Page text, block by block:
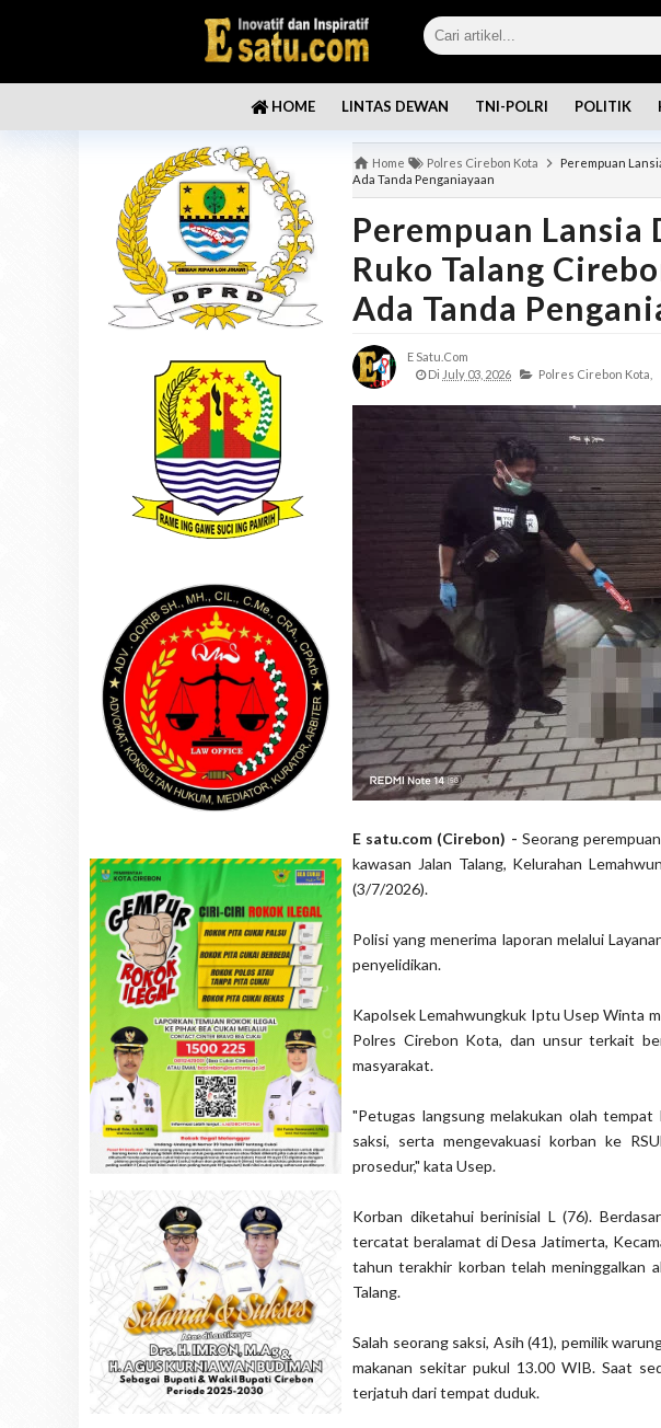
HOME LINTAS DEWAN TNI-POLRI POLITIK
Home Polres Cirebon Kota
Perempuan
Ada Tanda Penganiayaan
Perempuan
Ruko Talang
Ada Tanda
E Satu.com
Di July 03, 2026 Polres Cirebon Kota,
E satu.com (Cirebon) - Seorang
kawasan Jalan Talang, Kelurahan
(3/7/2026).
Polisi yang menerima laporan melalui
penyelidikan.
Kapolsek Lemahwungkuk Iptu Usep Winta
Polres Cirebon Kota, dan unsur terkait
masyarakat.
"Petugas langsung melakukan olah tempat
saksi, serta mengevakuasi korban ke
prosedur," kata Usep.
Korban diketahui berinisial L (76).
tercatat beralamat di Desa Jatimerta,
tahun terakhir korban telah meninggalkan
Talang.
Salah seorang saksi, Asih (41), pemilik
makanan sekitar pukul 13.00 WIB. Saat
terjatuh dari tempat duduk.